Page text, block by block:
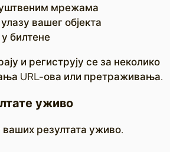
мрежама
вашег објекта
билтене
и региструју се за неколико
URL-ова или претраживања.
уживо
резултата уживо.